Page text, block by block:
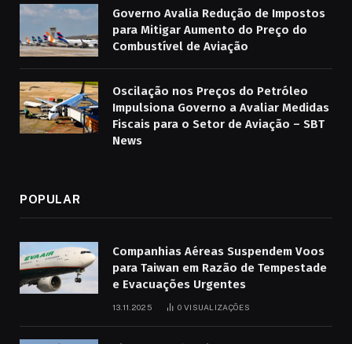
Governo Avalia Redução de Impostos
para Mitigar Aumento do Preço do
Combustível de Aviação
Oscilação nos Preços do Petróleo
Impulsiona Governo a Avaliar Medidas
Fiscais para o Setor de Aviação – SBT
News
POPULAR
Companhias Aéreas Suspendem Voos
para Taiwan em Razão de Tempestade
e Evacuações Urgentes
13.11.2025 0 VISUALIZAÇÕES